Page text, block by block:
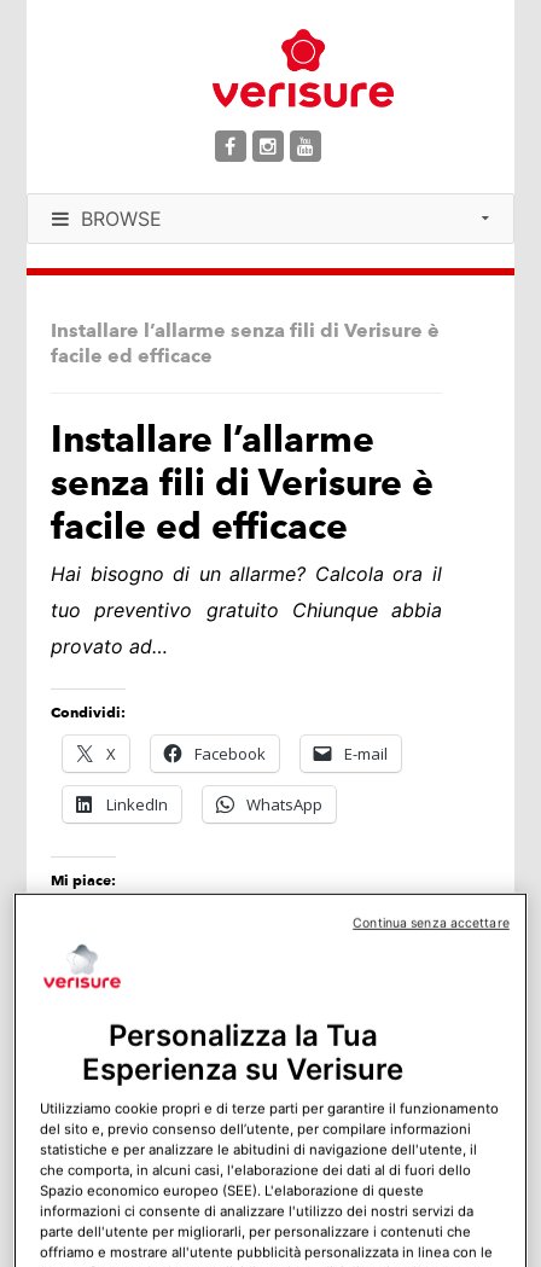
BROWSE
Installare l’allarme senza fili di Verisure è
facile ed efficace
Installare l’allarme
senza fili di Verisure è
facile ed efficace
Hai bisogno di un allarme? Calcola ora il
tuo preventivo gratuito Chiunque abbia
provato ad…
Condividi:
X Facebook E-mail
LinkedIn WhatsApp
Mi piace:
Hai bisogno di un allarme?Calcola
ora il tuo preventivo gratuito
Personalizza la Tua
Esperienza su Verisure
Utilizziamo cookie propri e di terze parti per garantire il funzionamento
del sito e, previo consenso dell’utente, per compilare informazioni
statistiche e per analizzare le abitudini di navigazione dell'utente, il
che comporta, in alcuni casi, l'elaborazione dei dati al di fuori dello
Spazio economico europeo (SEE). L'elaborazione di queste
informazioni ci consente di analizzare l'utilizzo dei nostri servizi da
parte dell'utente per migliorarli, per personalizzare i contenuti che
offriamo e mostrare all'utente pubblicità personalizzata in linea con le
Continua senza accettare